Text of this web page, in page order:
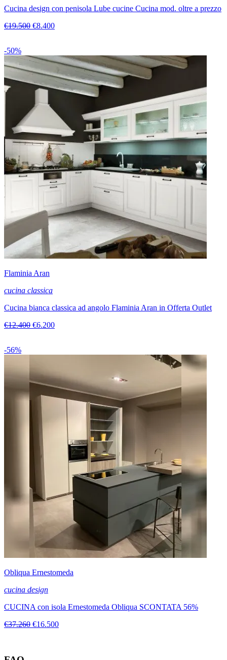
Cucina design con penisola Lube cucine Cucina mod. oltre a prezzo
€19.500 €8.400
-50%
Flaminia Aran
cucina classica
Cucina bianca classica ad angolo Flaminia Aran in Offerta Outlet
€12.400 €6.200
-56%
Obliqua Ernestomeda
cucina design
CUCINA con isola Ernestomeda Obliqua SCONTATA 56%
€37.260 €16.500